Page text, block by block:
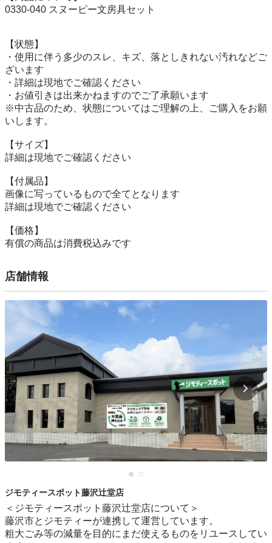
0330-040 スヌーピー文房具セット
【状態】
・使用に伴う多少のスレ、キズ、落としきれない汚れなどご
ざいます
・詳細は現地でご確認ください
・お値引きは出来かねますのでご了承願います
※中古品のため、状態についてはご理解の上、ご購入をお願
いします。
【サイズ】
詳細は現地でご確認ください
【付属品】
画像に写っているもので全てとなります
詳細は現地でご確認ください
【価格】
有償の商品は消費税込みです
店舗情報
ジモティースポット藤沢辻堂店
＜ジモティースポット藤沢辻堂店について＞
藤沢市とジモティーが連携して運営しています。
粗⼤ごみ等の減量を⽬的にまだ使えるものをリユースしてい